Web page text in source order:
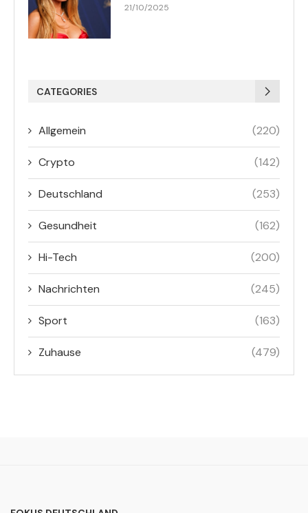
21/10/2025
CATEGORIES
Allgemein (220)
Crypto (142)
Deutschland (253)
Gesundheit (162)
Hi-Tech (200)
Nachrichten (245)
Sport (163)
Zuhause (479)